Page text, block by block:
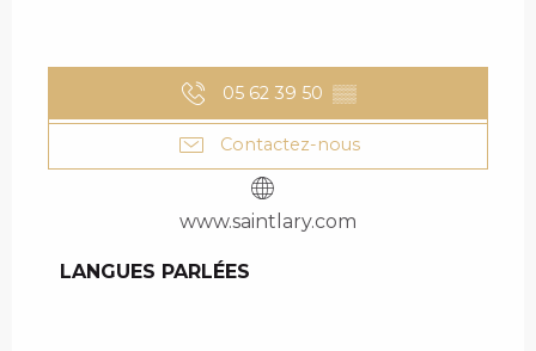
05 62 39 50 ▒▒
Contactez-nous
www.saintlary.com
LANGUES PARLÉES
LANGUES PARLÉES